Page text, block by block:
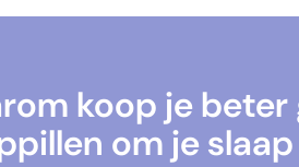
koop je beter
om je